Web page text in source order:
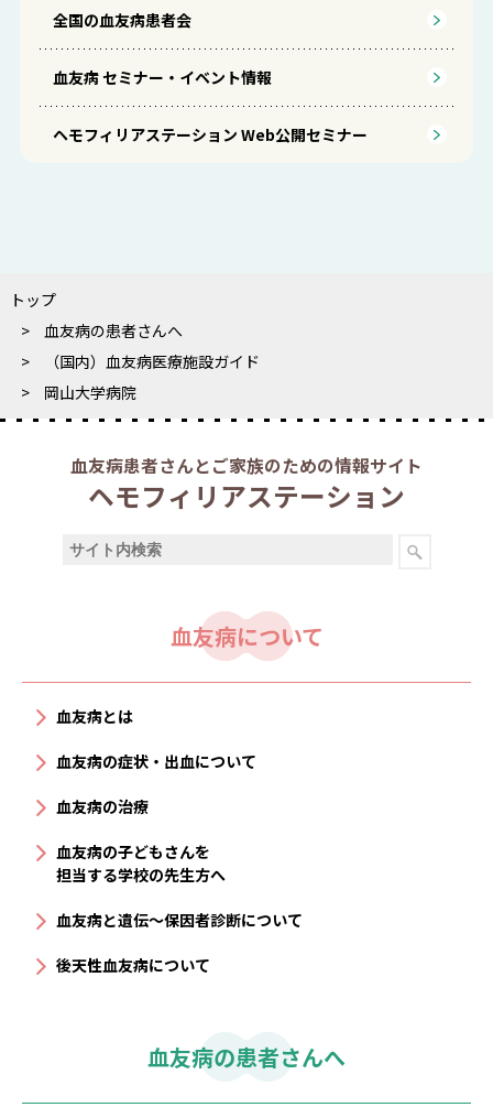
全国の血友病患者会
血友病 セミナー・イベント情報
ヘモフィリアステーション Web公開セミナー
トップ
血友病の患者さんへ
（国内）血友病医療施設ガイド
岡山大学病院
血友病患者さんとご家族のための情報サイト
ヘモフィリアステーション
血友病について
血友病とは
血友病の症状・出血について
血友病の治療
血友病の子どもさんを
担当する学校の先生方へ
血友病と遺伝〜保因者診断について
後天性血友病について
血友病の患者さんへ